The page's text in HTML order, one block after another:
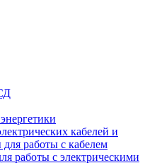
кабелей и
работы с кабелем
работы с электрическими